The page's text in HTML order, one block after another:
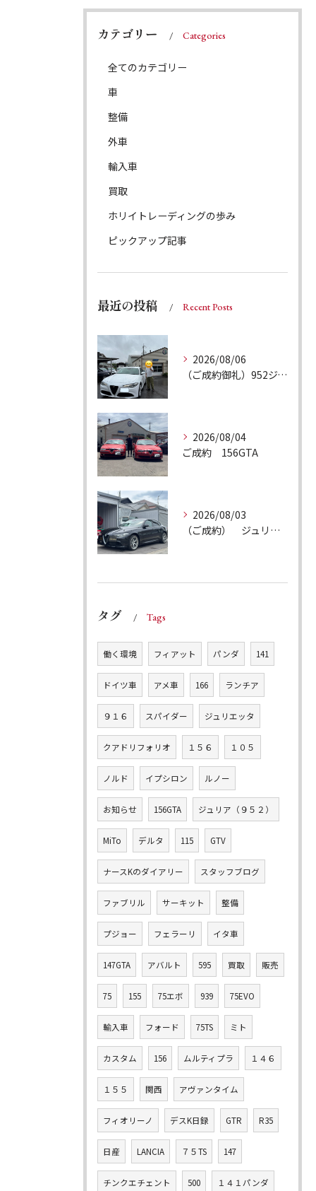
カテゴリー Categories
全てのカテゴリー
車
整備
外車
輸入車
買取
ホリイトレーディングの歩み
ピックアップ記事
最近の投稿 Recent Posts
2026/08/06
（ご成約御礼）952ジュリア スーパー
2026/08/04
ご成約 156GTA
2026/08/03
（ご成約） ジュリア ヴェローチェQ4
タグ Tags
働く環境 フィアット パンダ 141
ドイツ車 アメ車 166 ランチア
９１６ スパイダー ジュリエッタ
クアドリフォリオ １５６ １０５
ノルド イプシロン ルノー
お知らせ 156GTA ジュリア（９５２）
MiTo デルタ 115 GTV
ナースKのダイアリー スタッフブログ
ファブリル サーキット 整備
プジョー フェラーリ イタ車
147GTA アバルト 595 買取 販売
75 155 75エボ 939 75EVO
輸入車 フォード 75TS ミト
カスタム 156 ムルティプラ １４６
１５５ 関西 アヴァンタイム
フィオリーノ デスK日録 GTR R35
日産 LANCIA ７５TS 147
チンクエチェント 500 １４１パンダ